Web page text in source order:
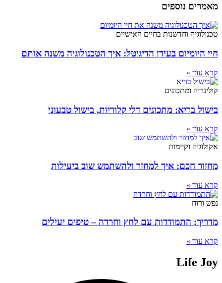
מאמרים נוספים
טכנולוגיה וחדשנות בחיים האישיים
חיי היומיום בעידן הדיגיטל: איך הטכנולוגיה משנה אותם
קרא עוד »
קולינריה ומתכונים
בישול בריא: מתכונים דלי קלוריות, בישול טבעוני
קרא עוד »
אקולוגיה וקיימות
מחזור חכם: איך למחזר ולהשתמש שוב ביעילות
קרא עוד »
נפש ורוח
מדריך: התמודדות עם לחץ וחרדה – טיפים יעילים
קרא עוד »
Life Joy